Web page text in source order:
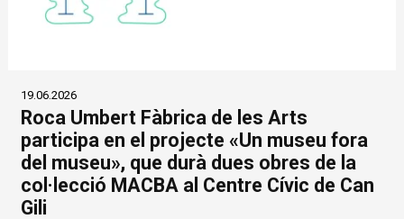
19.06.2026
Roca Umbert Fàbrica de les Arts
participa en el projecte «Un museu fora
del museu», que durà dues obres de la
col·lecció MACBA al Centre Cívic de Can
Gili